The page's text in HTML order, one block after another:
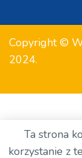
Copyright ©
2024.
Ta strona
korzystanie z